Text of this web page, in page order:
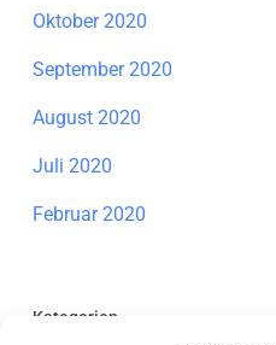
Oktober 2020
September 2020
August 2020
Juli 2020
Februar 2020
Kategorien